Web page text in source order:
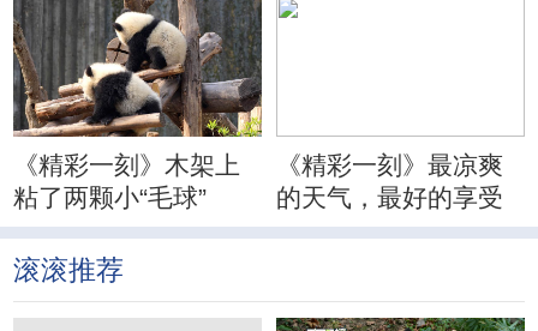
《精彩一刻》木架上
粘了两颗小“毛球”
《精彩一刻》最凉爽
的天气，最好的享受
滚滚推荐